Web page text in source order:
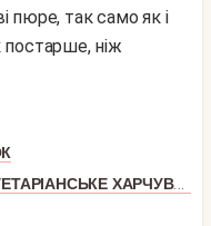
пюре, так само як і
постарше, ніж
ХАРЧУВАННЯ